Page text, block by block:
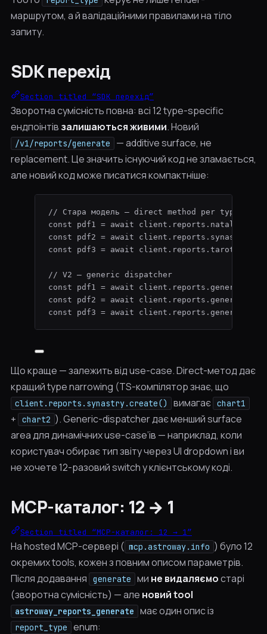
маршрутом, а й валідаційними правилами на тіло
запиту.
SDK перехід
Section titled “SDK перехід”
Зворотна сумісність повна: всі 12 type-specific
ендпоінтів залишаються живими. Новий
/v1/reports/generate
— additive surface, не
replacement. Це значить існуючий код не зламається,
але новий код може писатися компактніше:
// Стара модель — direct method per type
const pdf1 = await client . reports . natal
const pdf2 = await client . reports . synastry
const pdf3 = await client . reports . tarot
// V2 — generic dispatcher
const pdf1 = await client . reports . generate
const pdf2 = await client . reports . generate
const pdf3 = await client . reports . generate
Що краще — залежить від use-case. Direct-метод дає
кращий type narrowing (TS-компілятор знає, що
client.reports.synastry.create() вимагає chart1
+ chart2 ). Generic-dispatcher дає менший surface
area для динамічних use-case’ів — наприклад, коли
користувач обирає тип звіту через UI dropdown і ви
не хочете 12-разовий switch у клієнтському коді.
MCP-каталог: 12 → 1
Section titled “MCP-каталог: 12 → 1”
На hosted MCP-сервері ( mcp.astroway.info ) було 12
окремих tools, кожен з повним описом параметрів.
Після додавання
generate ми не видаляємостарі
(зворотна сумісність) — але новий tool
astroway_reports_generate має один опис із
report_type enum: